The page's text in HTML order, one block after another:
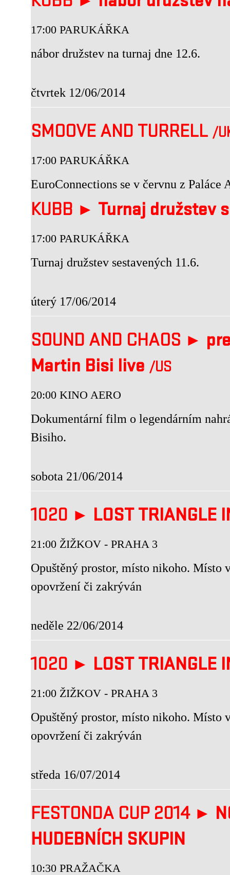
17:00 PARUKÁŘKA
nábor družstev na turnaj dne 12.6.
čtvrtek 12/06/2014
SMOOVE AND TURRELL /
17:00 PARUKÁŘKA
EuroConnections se v červnu z
KUBB ► Turnaj družstev
17:00 PARUKÁŘKA
Turnaj družstev sestavených 11.6.
úterý 17/06/2014
SOUND AND CHAOS ►
Martin Bisi live /US
20:00 KINO AERO
Dokumentární film o legendárním
Bisiho.
sobota 21/06/2014
1020 ► LOST TRIANGLE
21:00 ŽIŽKOV - PRAHA 3
Opuštěný prostor, místo nikoho. Místo
opovržení či zakrýván
neděle 22/06/2014
1020 ► LOST TRIANGLE
21:00 ŽIŽKOV - PRAHA 3
Opuštěný prostor, místo nikoho. Místo
opovržení či zakrýván
středa 16/07/2014
FESTONDA CUP 2014 ►
HUDEBNÍCH SKUPIN
10:30 PRAŽAČKA